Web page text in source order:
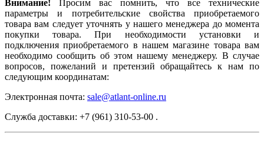
Внимание! Просим вас помнить, что все технические
параметры и потребительские свойства приобретаемого
товара вам следует уточнять у нашего менеджера до момента
покупки товара. При необходимости установки и
подключения приобретаемого в нашем магазине товара вам
необходимо сообщить об этом нашему менеджеру. В случае
вопросов, пожеланий и претензий обращайтесь к нам по
следующим координатам:
Электронная почта: sale@atlant-online.ru
Служба доставки: +7 (961) 310-53-00 .